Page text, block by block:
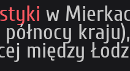
w
kraju),
między